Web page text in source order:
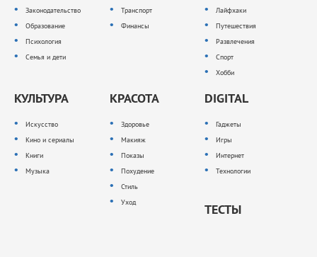
Законодательство
Образование
Психология
Семья и дети
Транспорт
Финансы
Лайфхаки
Путешествия
Развлечения
Спорт
Хобби
КУЛЬТУРА
Искусство
Кино и сериалы
Книги
Музыка
КРАСОТА
Здоровье
Макияж
Показы
Похудение
Стиль
Уход
DIGITAL
Гаджеты
Игры
Интернет
Технологии
ТЕСТЫ